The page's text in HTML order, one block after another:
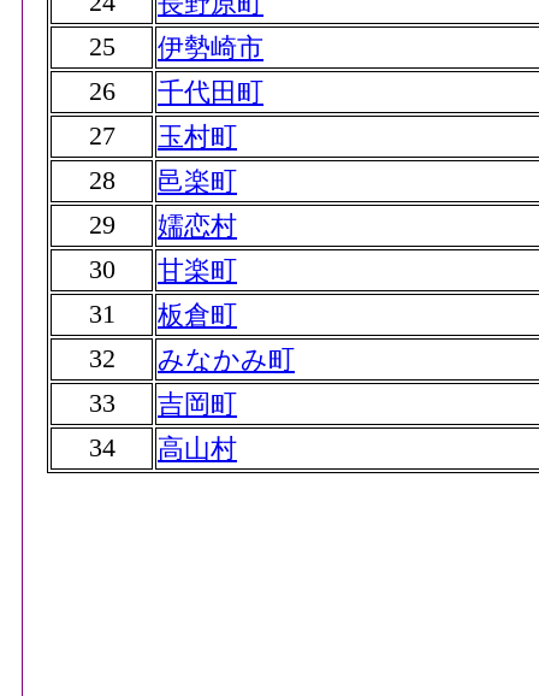
25
伊勢崎市
26
千代田町
27
玉村町
28
邑楽町
29
嬬恋村
30
甘楽町
31
板倉町
32
みなかみ町
33
吉岡町
34
高山村